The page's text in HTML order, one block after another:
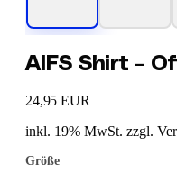
AIFS Shirt –
24,95 EUR
inkl. 19% MwSt. zzgl.
Größe